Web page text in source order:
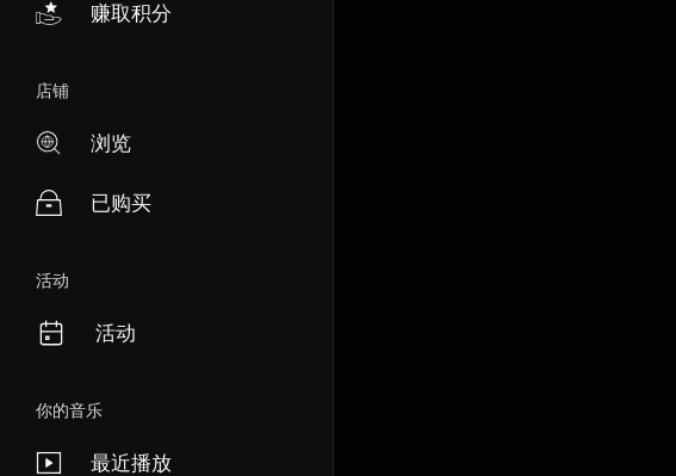
赚取积分
店铺
浏览
已购买
活动
活动
你的音乐
最近播放